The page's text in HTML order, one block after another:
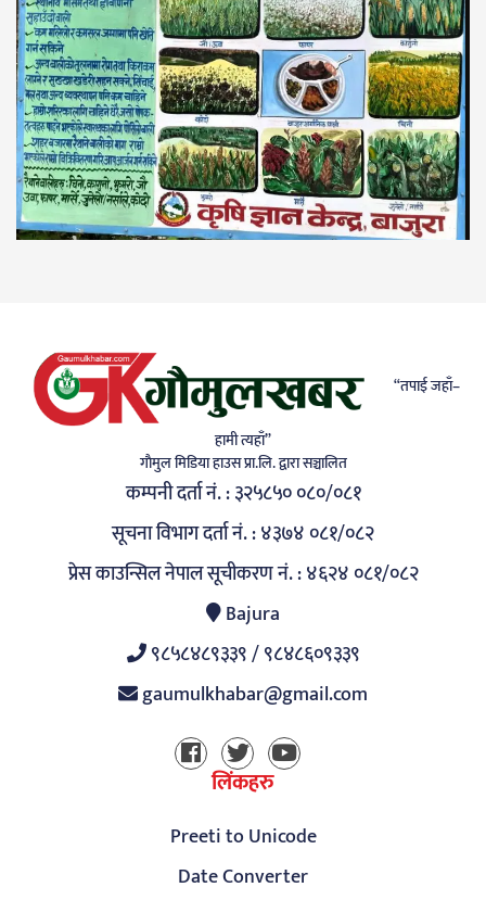
“तपाई जहाँ–
हामी त्यहाँ”
गाैमुल मिडिया हाउस प्रा.लि. द्वारा सञ्चालित
कम्पनी दर्ता नं. : ३२५८५० ०८०/०८१
सूचना विभाग दर्ता नं. : ४३७४ ०८१/०८२
प्रेस काउन्सिल नेपाल सूचीकरण नं. : ४६२४ ०८१/०८२
Bajura
९८५८४८९३३९ / ९८४८६०९३३९
gaumulkhabar@gmail.com
लिंकहरु
Preeti to Unicode
Date Converter